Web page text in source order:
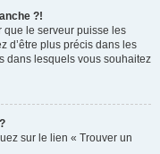
?!
que le serveur puisse les
d’être plus précis dans les
dans lesquels vous souhaitez
sur le lien « Trouver un